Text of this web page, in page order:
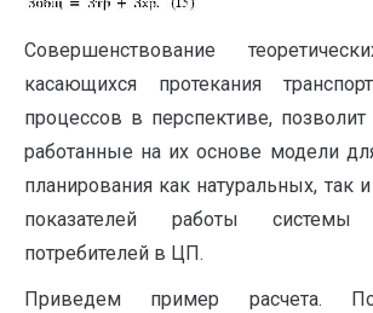
Совершенствование
касающихся протекания
процессов в перспективе,
работанные на их основе модели
планирования как натуральных, так
показателей работы системы
потребителей в ЦП.
Приведем пример расчета. По